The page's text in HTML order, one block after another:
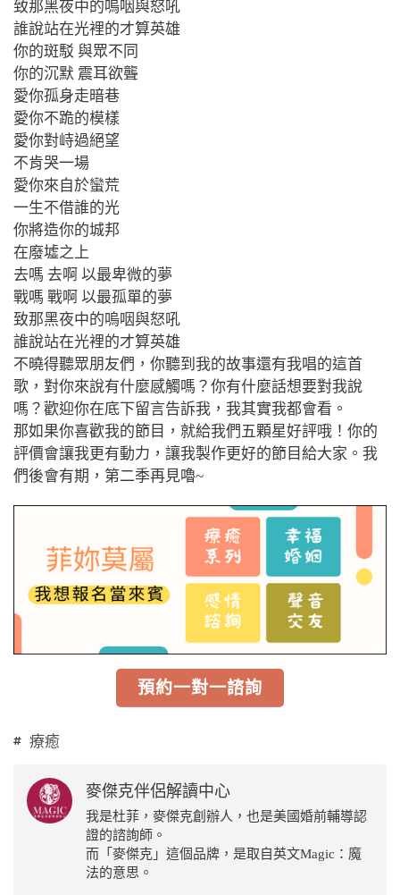
致那黑夜中的嗚咽與怒吼
誰說站在光裡的才算英雄
你的斑駁 與眾不同
你的沉默 震耳欲聾
愛你孤身走暗巷
愛你不跪的模樣
愛你對峙過絕望
不肯哭一場
愛你來自於蠻荒
一生不借誰的光
你將造你的城邦
在廢墟之上
去嗎 去啊 以最卑微的夢
戰嗎 戰啊 以最孤單的夢
致那黑夜中的嗚咽與怒吼
誰說站在光裡的才算英雄
不曉得聽眾朋友們，你聽到我的故事還有我唱的這首
歌，對你來說有什麼感觸嗎？你有什麼話想要對我說
嗎？歡迎你在底下留言告訴我，我其實我都會看。
那如果你喜歡我的節目，就給我們五顆星好評哦！你的
評價會讓我更有動力，讓我製作更好的節目給大家。我
們後會有期，第二季再見嚕~
預約一對一諮詢
療癒
麥傑克伴侶解讀中心
我是杜菲，麥傑克創辦人，也是美國婚前輔導認
證的諮詢師。
而「麥傑克」這個品牌，是取自英文Magic：魔
法的意思。